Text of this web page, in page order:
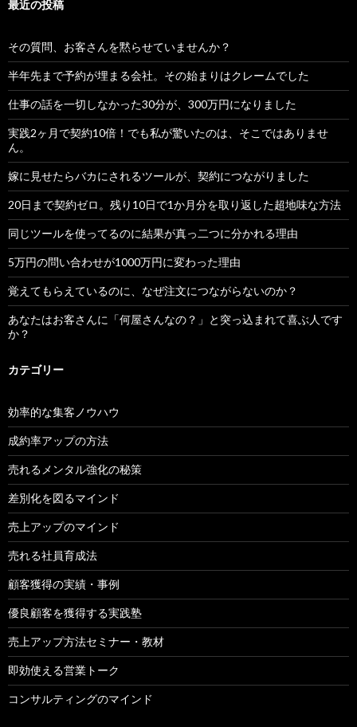
最近の投稿
その質問、お客さんを黙らせていませんか？
半年先まで予約が埋まる会社。その始まりはクレームでした
仕事の話を一切しなかった30分が、300万円になりました
実践2ヶ月で契約10倍！でも私が驚いたのは、そこではありませ
ん。
嫁に見せたらバカにされるツールが、契約につながりました
20日まで契約ゼロ。残り10日で1か月分を取り返した超地味な方法
同じツールを使ってるのに結果が真っ二つに分かれる理由
5万円の問い合わせが1000万円に変わった理由
覚えてもらえているのに、なぜ注文につながらないのか？
あなたはお客さんに「何屋さんなの？」と突っ込まれて喜ぶ人です
か？
カテゴリー
効率的な集客ノウハウ
成約率アップの方法
売れるメンタル強化の秘策
差別化を図るマインド
売上アップのマインド
売れる社員育成法
顧客獲得の実績・事例
優良顧客を獲得する実践塾
売上アップ方法セミナー・教材
即効使える営業トーク
コンサルティングのマインド